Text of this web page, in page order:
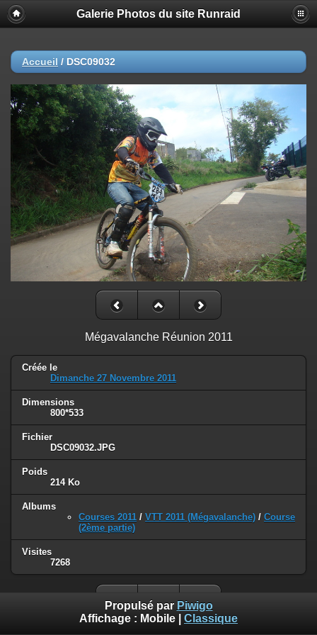
Galerie Photos du site Runraid
Accueil / DSC09032
Mégavalanche Réunion 2011
Créée le
Dimanche 27 Novembre 2011
Dimensions
800*533
Fichier
DSC09032.JPG
Poids
214 Ko
Albums
Courses 2011 / VTT 2011 (Mégavalanche) / Course
(2ème partie)
Visites
7268
Propulsé par Piwigo
Affichage : Mobile Classique